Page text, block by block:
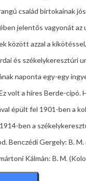
család birtokainak
jelentős vagyonát az
között azzal a
és székelykeresztúri
naponta egy-egy
volt a híres Berde-cipó.
épült fel 1901-ben a
ben a
Benczédi Gergely: B. M.
Kálmán: B. M.